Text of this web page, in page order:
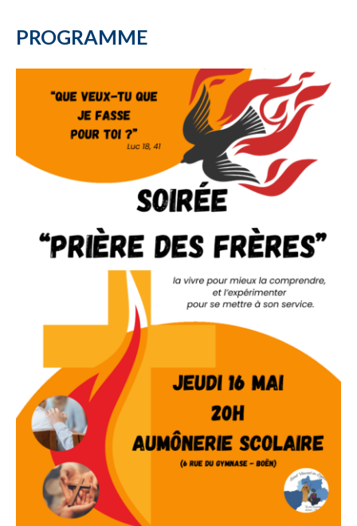
PROGRAMME